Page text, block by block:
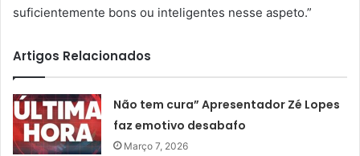
suficientemente bons ou inteligentes nesse aspeto.”
Artigos Relacionados
Não tem cura” Apresentador Zé Lopes
faz emotivo desabafo
Março 7, 2026